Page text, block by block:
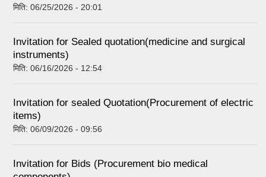
मिति: 06/25/2026 - 20:01
Invitation for Sealed quotation(medicine and surgical
instruments)
मिति: 06/16/2026 - 12:54
Invitation for sealed Quotation(Procurement of electric
items)
मिति: 06/09/2026 - 09:56
Invitation for Bids (Procurement bio medical